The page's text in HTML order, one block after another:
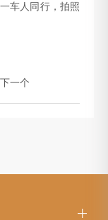
车人同行，拍照
下一个